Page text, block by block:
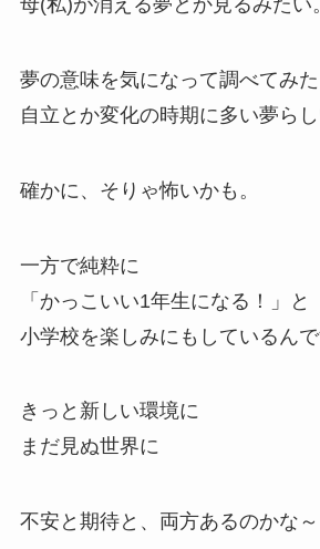
母(私)が消える夢とか見るみたい。
夢の意味を気になって調べてみた
自立とか変化の時期に多い夢らし
確かに、そりゃ怖いかも。
一方で純粋に
「かっこいい1年生になる！」と
小学校を楽しみにもしているんで
きっと新しい環境に
まだ見ぬ世界に
不安と期待と、両方あるのかな～